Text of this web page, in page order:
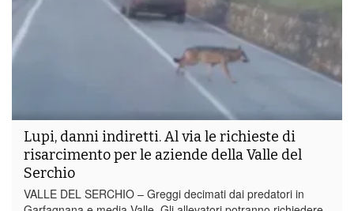
Lupi, danni indiretti. Al via le richieste di
risarcimento per le aziende della Valle del
Serchio
VALLE DEL SERCHIO – Greggi decimati dai predatori in